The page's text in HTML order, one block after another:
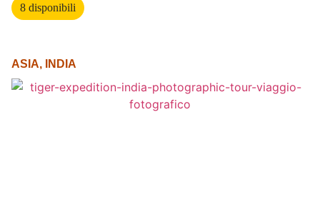
8 disponibili
ASIA, INDIA